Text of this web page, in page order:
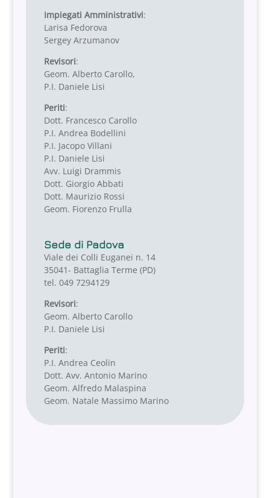
Impiegati Amministrativi:
Larisa Fedorova
Sergey Arzumanov
Revisori:
Geom. Alberto Carollo,
P.I. Daniele Lisi
Periti:
Dott. Francesco Carollo
P.I. Andrea Bodellini
P.I. Jacopo Villani
P.I. Daniele Lisi
Avv. Luigi Drammis
Dott. Giorgio Abbati
Dott. Maurizio Rossi
Geom. Fiorenzo Frulla
Sede di Padova
Viale dei Colli Euganei n. 14
35041- Battaglia Terme (PD)
tel. 049 7294129
Revisori:
Geom. Alberto Carollo
P.I. Daniele Lisi
Periti:
P.I. Andrea Ceolin
Dott. Avv. Antonio Marino
Geom. Alfredo Malaspina
Geom. Natale Massimo Marino